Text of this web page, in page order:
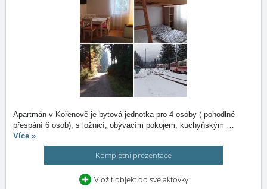
Apartmán v Kořenově je bytová jednotka pro 4 osoby ( pohodlné
přespání 6 osob), s ložnicí, obývacím pokojem, kuchyňským …
Více »
Kompletní prezentace
Vložit objekt do své aktovky